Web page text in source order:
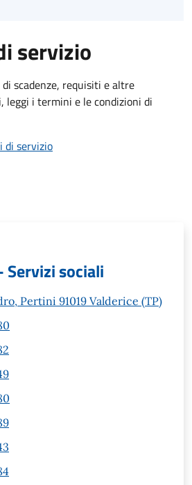
servizio
scadenze, requisiti e altre
i termini e le condizioni di
di servizio
Servizi sociali
Pertini 91019 Valderice (TP)